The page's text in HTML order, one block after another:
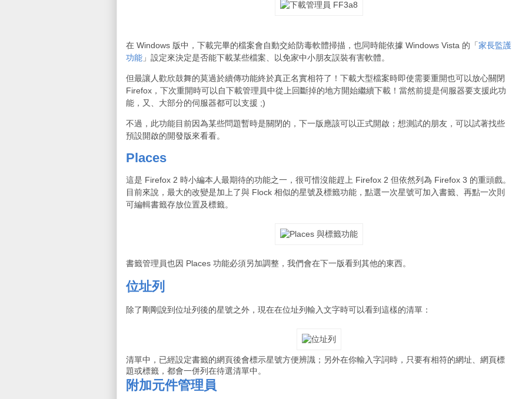
在 Windows 版中，下載完畢的檔案會自動交給防毒軟體掃描，也同時能依據 Windows Vista 的「 家長監護
功能 」設定來決定是否能下載某些檔案、以免家中小朋友誤裝有害軟體。
但最讓人歡欣鼓舞的莫過於續傳功能終於真正名實相符了！下載大型檔案時即使需要重開也可以放心關閉
Firefox，下次重開時可以自下載管理員中從上回斷掉的地方開始繼續下載！當然前提是伺服器要支援此功
能，又、大部分的伺服器都可以支援 ;)
不過，此功能目前因為某些問題暫時是關閉的，下一版應該可以正式開啟；想測試的朋友，可以試著找些
預設開啟的開發版來看看。
Places
這是 Firefox 2 時小編本人最期待的功能之一，很可惜沒能趕上 Firefox 2 但依然列為 Firefox 3 的重頭戲。
目前來說，最大的改變是加上了與 Flock 相似的星號及標籤功能，點選一次星號可加入書籤、再點一次則
可編輯書籤存放位置及標籤。
書籤管理員也因 Places 功能必須另加調整，我們會在下一版看到其他的東西。
位址列
除了剛剛說到位址列後的星號之外，現在在位址列輸入文字時可以看到這樣的清單：
清單中，已經設定書籤的網頁後會標示星號方便辨識；另外在你輸入字詞時，只要有相符的網址、網頁標
題或標籤，都會一併列在待選清單中。
附加元件管理員